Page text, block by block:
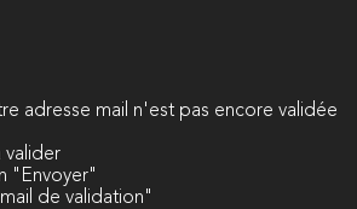
adresse mail n'est pas encore validée
valider
"Envoyer"
de validation"